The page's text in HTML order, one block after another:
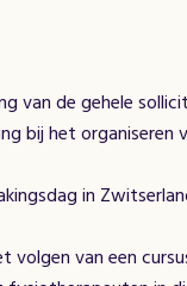
van de gehele
bij het organiseren
in
volgen van een